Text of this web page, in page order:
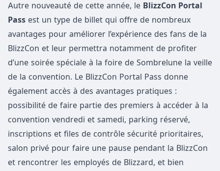
Autre nouveauté de cette année, le BlizzCon Portal
Pass est un type de billet qui offre de nombreux
avantages pour améliorer l’expérience des fans de la
BlizzCon et leur permettra notamment de profiter
d’une soirée spéciale à la foire de Sombrelune la veille
de la convention. Le BlizzCon Portal Pass donne
également accès à des avantages pratiques :
possibilité de faire partie des premiers à accéder à la
convention vendredi et samedi, parking réservé,
inscriptions et files de contrôle sécurité prioritaires,
salon privé pour faire une pause pendant la BlizzCon
et rencontrer les employés de Blizzard, et bien